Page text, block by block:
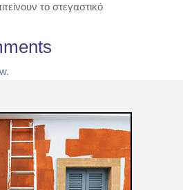
το στεγαστικό